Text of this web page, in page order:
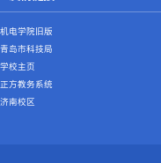
机电学院旧版
青岛市科技局
学校主页
正方教务系统
济南校区